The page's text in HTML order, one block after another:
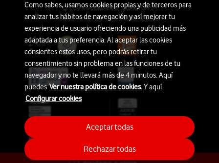
© 2026 Vodafone España S.A.U.
Avda. América 115, 28042 Madrid
Como sabes, usamos cookies propias y de terceros para
analizar tus hábitos de navegación y así mejorar tu
experiencia de usuario ofreciendo una publicidad más
adaptada a tus preferencia. Al aceptar las cookies
consientes estos usos, pero podrás retirar tu
consentimiento sin problema en las funciones de tu
navegador y no te llevará más de 4 minutos. Aquí
puedesVer nuestra política de cookies.Y aquí
Configurar cookies
Rechazar todas
Aceptar todas